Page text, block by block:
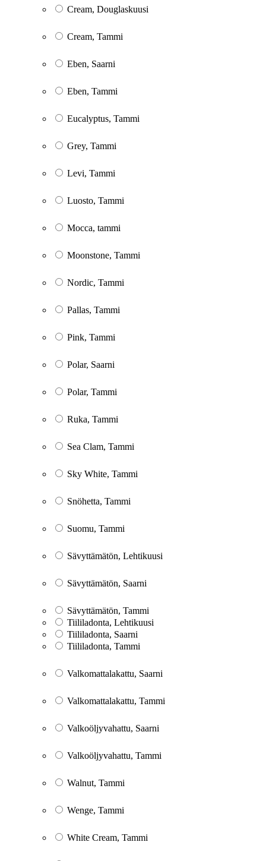
Cream, Douglaskuusi
Cream, Tammi
Eben, Saarni
Eben, Tammi
Eucalyptus, Tammi
Grey, Tammi
Levi, Tammi
Luosto, Tammi
Mocca, tammi
Moonstone, Tammi
Nordic, Tammi
Pallas, Tammi
Pink, Tammi
Polar, Saarni
Polar, Tammi
Ruka, Tammi
Sea Clam, Tammi
Sky White, Tammi
Snöhetta, Tammi
Suomu, Tammi
Sävyttämätön, Lehtikuusi
Sävyttämätön, Saarni
Sävyttämätön, Tammi
Tiililadonta, Lehtikuusi
Tiililadonta, Saarni
Tiililadonta, Tammi
Valkomattalakattu, Saarni
Valkomattalakattu, Tammi
Valkoöljyvahattu, Saarni
Valkoöljyvahattu, Tammi
Walnut, Tammi
Wenge, Tammi
White Cream, Tammi